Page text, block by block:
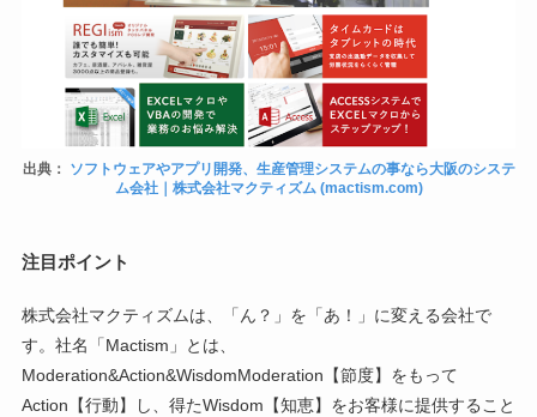
出典：
ソフトウェアやアプリ開発、生産管理システムの事なら大阪のシステ
ム会社｜株式会社マクティズム (mactism.com)
注目ポイント
株式会社マクティズムは、「ん？」を「あ！」に変える会社で
す。社名「Mactism」とは、
Moderation&Action&WisdomModeration【節度】をもって
Action【行動】し、得たWisdom【知恵】をお客様に提供すること